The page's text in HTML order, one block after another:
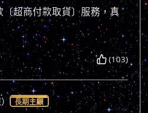
超商付款取貨〕服務，真
(103)
長期主顧